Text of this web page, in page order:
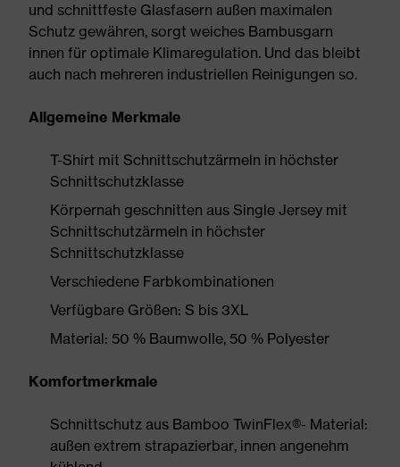
und schnittfeste Glasfasern außen maximalen
Schutz gewähren, sorgt weiches Bambusgarn
innen für optimale Klimaregulation. Und das bleibt
auch nach mehreren industriellen Reinigungen so.
Allgemeine Merkmale
T-Shirt mit Schnittschutzärmeln in höchster
Schnittschutzklasse
Körpernah geschnitten aus Single Jersey mit
Schnittschutzärmeln in höchster
Schnittschutzklasse
Verschiedene Farbkombinationen
Verfügbare Größen: S bis 3XL
Material: 50 % Baumwolle, 50 % Polyester
Komfortmerkmale
Schnittschutz aus Bamboo TwinFlex®- Material:
außen extrem strapazierbar, innen angenehm